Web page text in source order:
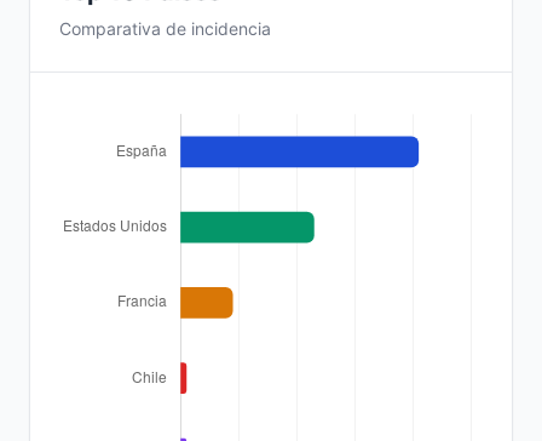
Comparativa de incidencia